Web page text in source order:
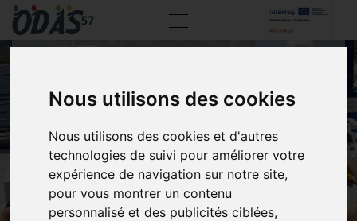
Nous utilisons des cookies
Nous utilisons des cookies et d'autres
technologies de suivi pour améliorer votre
expérience de navigation sur notre site,
pour vous montrer un contenu
personnalisé et des publicités ciblées,
BALADE EN PÉNICHE
AU LUXEMBOURG